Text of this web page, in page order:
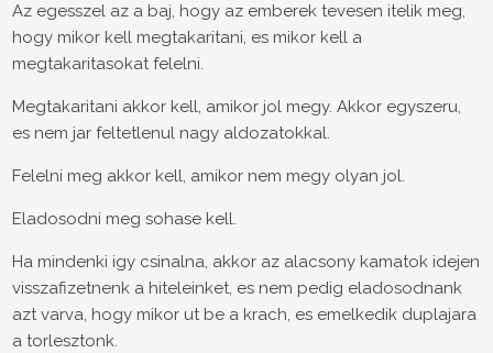
Az egesszel az a baj, hogy az emberek tevesen itelik meg,
hogy mikor kell megtakaritani, es mikor kell a
megtakaritasokat felelni.
Megtakaritani akkor kell, amikor jol megy. Akkor egyszeru,
es nem jar feltetlenul nagy aldozatokkal.
Felelni meg akkor kell, amikor nem megy olyan jol.
Eladosodni meg sohase kell.
Ha mindenki igy csinalna, akkor az alacsony kamatok idejen
visszafizetnenk a hiteleinket, es nem pedig eladosodnank
azt varva, hogy mikor ut be a krach, es emelkedik duplajara
a torlesztonk.